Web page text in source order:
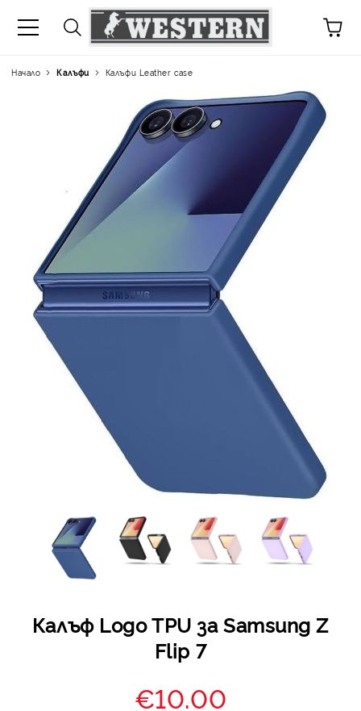
Начало Калъфи Калъфи Leather case
Калъф Logo TPU за Samsung Z
Flip 7
€10.00